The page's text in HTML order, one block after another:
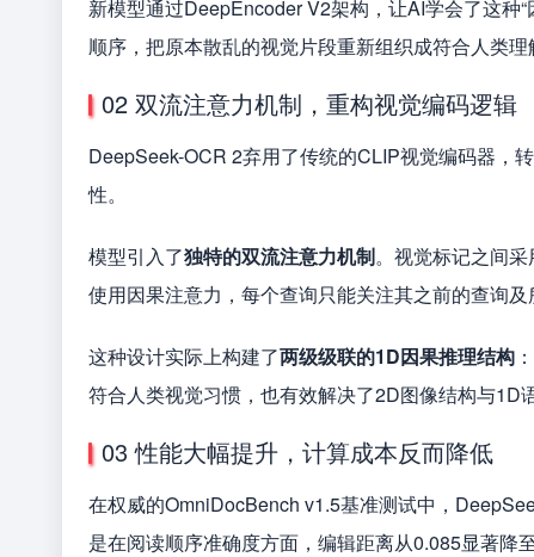
新模型通过DeepEncoder V2架构，让AI学会了这种
顺序，把原本散乱的视觉片段重新组织成符合人类理
02 双流注意力机制，重构视觉编码逻辑
DeepSeek-OCR 2弃用了传统的CLIP视觉编码器，
性。
模型引入了独特的双流注意力机制。视觉标记之间
使用因果注意力，每个查询只能关注其之前的查询及
这种设计实际上构建了两级级联的1D因果推理结构
符合人类视觉习惯，也有效解决了2D图像结构与1D
03 性能大幅提升，计算成本反而降低
在权威的OmniDocBench v1.5基准测试中，
是在阅读顺序准确度方面，编辑距离从0.085显著降